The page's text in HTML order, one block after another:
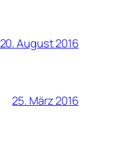
20. August 2016
25. März 2016